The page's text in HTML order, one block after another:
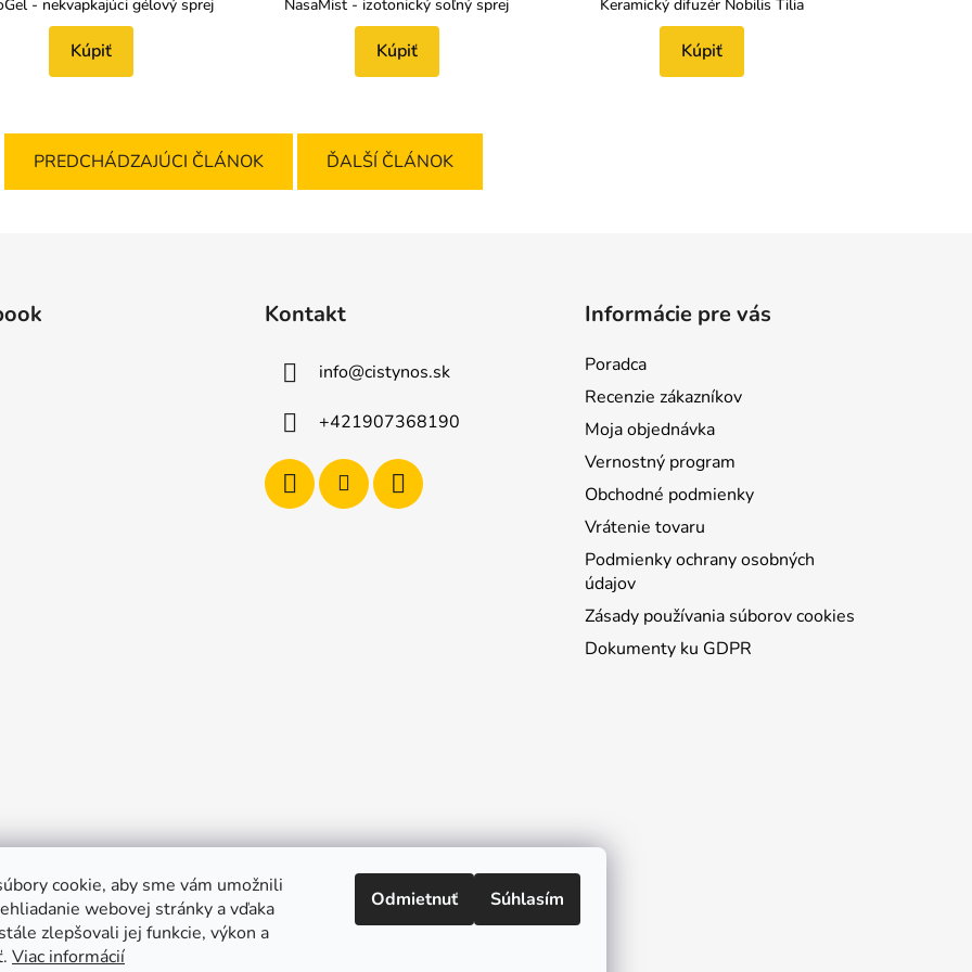
cookie, aby sme vám umožnili
webovej stránky a vďaka
zlepšovali jej funkcie, výkon a
Viac informácií
Odmietnuť Súhlasím
- nekvapkajúci gélový sprej
Kúpiť
NasaMist - izotonický soľný sprej
Kúpiť
Keramický difuzér Nobilis Tilia
Kúpiť
PREDCHÁDZAJÚCI ČLÁNOK ĎALŠÍ ČLÁNOK
Kontakt
info@cistynos.sk
+421907368190
Informácie pre vás
Poradca
Recenzie zákazníkov
Moja objednávka
Vernostný program
Obchodné podmienky
Vrátenie tovaru
Podmienky ochrany osobných
údajov
Zásady používania súborov cookies
Dokumenty ku GDPR